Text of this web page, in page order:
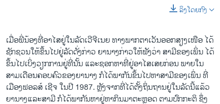
ລິງໂດຍກົງ
ເມື່ອພີ່ນ້ອງທີ່ອາໄສຢູ່ໃນລັດເວີຈີເນຍ ທາງພາກຕາເວັນອອກສຽງເໜືອ ໄດ້
ຊັກຊວນໃຫ້ຂຶ້ນໄປຢູ່ລັດດັ່ງກ່າວ ຍານາງກ່າວໃຫ້ຟັງວ່າ ສາມີຂອງເພິ່ນ ໄດ້
ຂຶ້ນໄປເບິ່ງວຽກການຢູ່ທີ່ນັ້ນ ແລະຊອກຫາທີ່ຢູ່ອາໄສເສຍກ່ອນ ພາຍໃນ
ສາມເດືອນຄອບຄົວຂອງຍານາງ ກໍໄດ້ພາກັນຂຶ້ນໄປຫາສາມີຂອງເພິ່ນ ທີ່
ເມືອງຟອລສ໌ ເຊີຈ ໃນປີ 1987. ຫຼັງຈາກທີ່ໄດ້ຕັ້ງຖິ່ນຖານຢູ່ໃນລັດນີ້ແລ້ວ
ຍານາງແລະສາມີ ກໍໄດ້ພາກັນຫາຢູ່ຫາກິນມາຕະຫຼອດ ຕາມປົກກະຕິ ຊຶ່ງ